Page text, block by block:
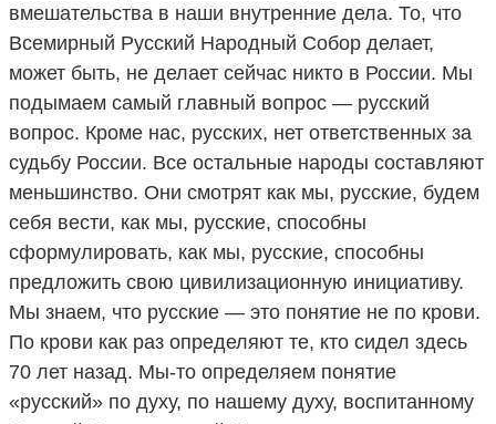
вмешательства в наши внутренние дела. То, что
Всемирный Русский Народный Собор делает,
может быть, не делает сейчас никто в России. Мы
подымаем самый главный вопрос — русский
вопрос. Кроме нас, русских, нет ответственных за
судьбу России. Все остальные народы составляют
меньшинство. Они смотрят как мы, русские, будем
себя вести, как мы, русские, способны
сформулировать, как мы, русские, способны
предложить свою цивилизационную инициативу.
Мы знаем, что русские — это понятие не по крови.
По крови как раз определяют те, кто сидел здесь
70 лет назад. Мы-то определяем понятие
«русский» по духу, по нашему духу, воспитанному